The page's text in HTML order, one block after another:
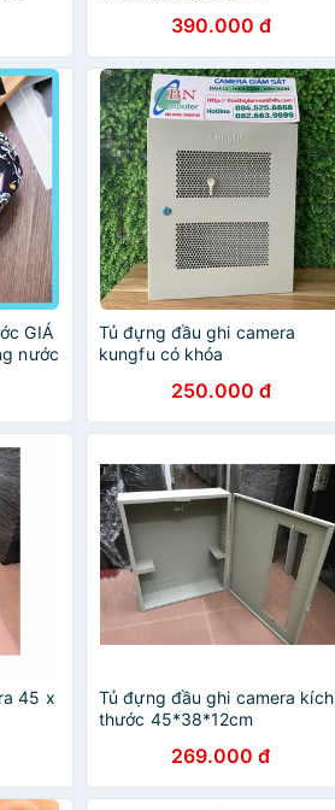
390.000 đ
GIÁ
nước
Tủ đựng đầu ghi camera
kungfu có khóa
250.000 đ
45 x
Tủ đựng đầu ghi camera kích
thước 45*38*12cm
269.000 đ